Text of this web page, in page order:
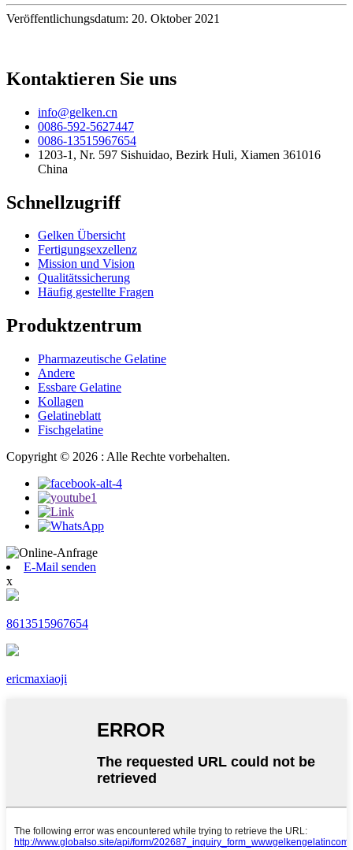
Veröffentlichungsdatum: 20. Oktober 2021
Kontaktieren Sie uns
info@gelken.cn
0086-592-5627447
0086-13515967654
1203-1, Nr. 597 Sishuidao, Bezirk Huli, Xiamen 361016
China
Schnellzugriff
Gelken Übersicht
Fertigungsexzellenz
Mission und Vision
Qualitätssicherung
Häufig gestellte Fragen
Produktzentrum
Pharmazeutische Gelatine
Andere
Essbare Gelatine
Kollagen
Gelatineblatt
Fischgelatine
Copyright © 2026 : Alle Rechte vorbehalten.
E-Mail senden
x
8613515967654
ericmaxiaoji